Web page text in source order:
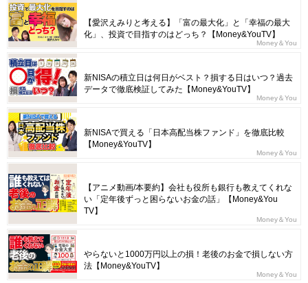
【愛沢えみりと考える】「富の最大化」と「幸福の最大
化」、投資で目指すのはどっち？【Money&YouTV】
Money＆You
新NISAの積立日は何日がベスト？損する日はいつ？過去
データで徹底検証してみた【Money&YouTV】
Money＆You
新NISAで買える「日本高配当株ファンド」を徹底比較
【Money&YouTV】
Money＆You
【アニメ動画/本要約】会社も役所も銀行も教えてくれな
い「定年後ずっと困らないお金の話」【Money&You
TV】
Money＆You
やらないと1000万円以上の損！老後のお金で損しない方
法【Money&YouTV】
Money＆You